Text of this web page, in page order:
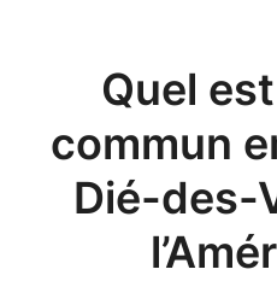
Quel
commun
Dié-des-